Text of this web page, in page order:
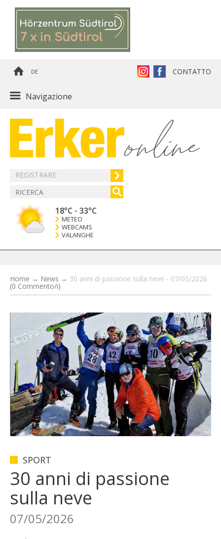
DE CONTATTO
Navigazione
REGISTRARE
18°C - 33°C
METEO
WEBCAMS
VALANGHE
Home → News → 30 anni di passione sulla neve - 07/05/2026
(0 Commento/i)
SPORT
30 anni di passione
sulla neve
07/05/2026